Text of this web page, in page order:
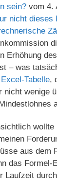
sein? vom 4.
nicht dieses
Erhöhung
– was
Tabelle,
nicht wenige
wollte
aus dem
das Formel-
Laufzeit